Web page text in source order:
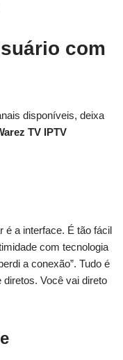
com
disponíveis, deixa
TV IPTV
é a interface. É tão fácil
com tecnologia
a conexão”. Tudo é
Você vai direto